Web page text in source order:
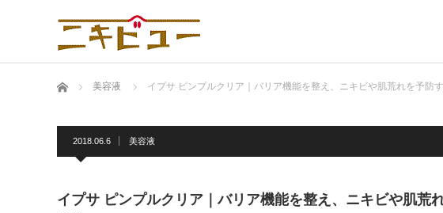
ホーム 美容液 イプサ ピンプルクリア｜バリア機能を整え、ニキビや肌荒れを予防
2018.06.6 美容液
イプサ ピンプルクリア｜バリア機能を整え、ニキビや肌荒